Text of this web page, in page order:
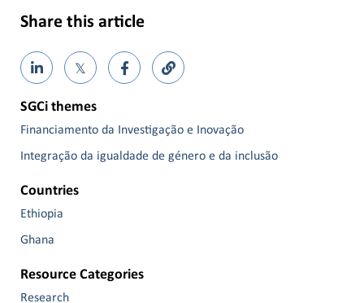
Share this article
𝕏
SGCi themes
Financiamento da Investigação e Inovação
Integração da igualdade de género e da inclusão
Countries
Ethiopia
Ghana
Resource Categories
Research